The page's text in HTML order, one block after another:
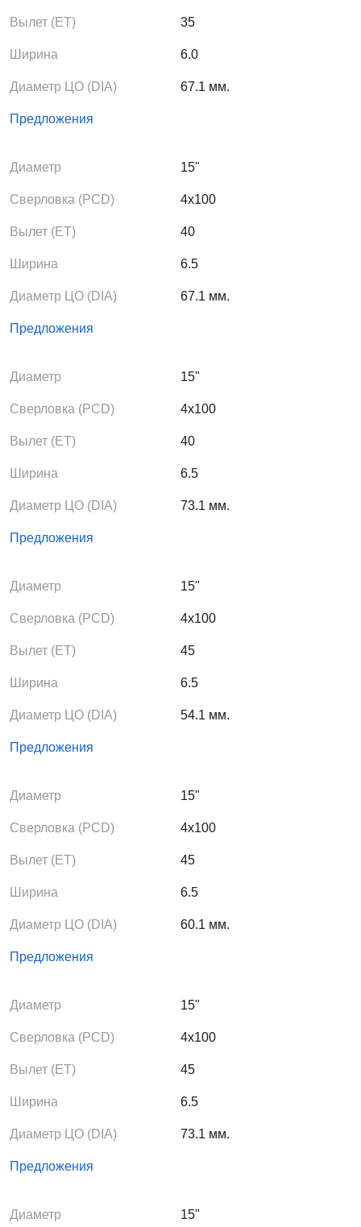
Вылет (ЕТ) 35
Ширина 6.0
Диаметр ЦО (DIA) 67.1 мм.
Предложения
Диаметр 15"
Сверловка (PCD) 4x100
Вылет (ЕТ) 40
Ширина 6.5
Диаметр ЦО (DIA) 67.1 мм.
Предложения
Диаметр 15"
Сверловка (PCD) 4x100
Вылет (ЕТ) 40
Ширина 6.5
Диаметр ЦО (DIA) 73.1 мм.
Предложения
Диаметр 15"
Сверловка (PCD) 4x100
Вылет (ЕТ) 45
Ширина 6.5
Диаметр ЦО (DIA) 54.1 мм.
Предложения
Диаметр 15"
Сверловка (PCD) 4x100
Вылет (ЕТ) 45
Ширина 6.5
Диаметр ЦО (DIA) 60.1 мм.
Предложения
Диаметр 15"
Сверловка (PCD) 4x100
Вылет (ЕТ) 45
Ширина 6.5
Диаметр ЦО (DIA) 73.1 мм.
Предложения
Диаметр 15"